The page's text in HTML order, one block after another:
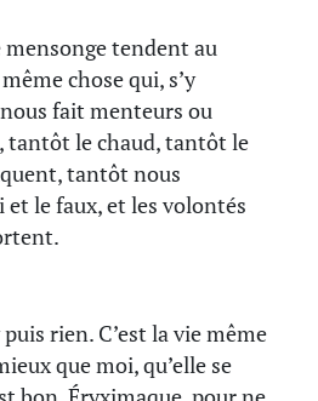
tendent au
chose qui, s’y
fait menteurs ou
tantôt le chaud, tantôt le
tantôt nous
le faux, et les volontés
puis rien. C’est la vie même
que moi, qu’elle se